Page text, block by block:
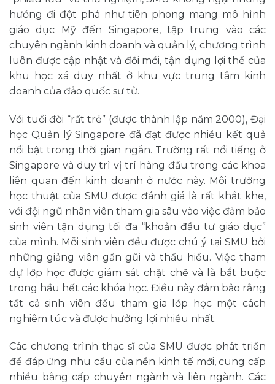
hướng đi đột phá như tiên phong mang mô hình
giáo dục Mỹ đến Singapore, tập trung vào các
chuyên ngành kinh doanh và quản lý, chương trình
luôn được cập nhật và đổi mới, tận dụng lợi thế của
khu học xá duy nhất ở khu vực trung tâm kinh
doanh của đảo quốc sư tử.
Với tuổi đời “rất trẻ” (được thành lập năm 2000), Đại
học Quản lý Singapore đã đạt được nhiều kết quả
nổi bật trong thời gian ngắn. Trường rất nổi tiếng ở
Singapore và duy trì vị trí hàng đầu trong các khoa
liên quan đến kinh doanh ở nước này. Môi trường
học thuật của SMU được đánh giá là rất khắt khe,
với đội ngũ nhân viên tham gia sâu vào việc đảm bảo
sinh viên tận dụng tối đa “khoản đầu tư giáo dục”
của mình. Mỗi sinh viên đều được chú ý tại SMU bởi
những giảng viên gần gũi và thấu hiểu. Việc tham
dự lớp học được giám sát chặt chẽ và là bắt buộc
trong hầu hết các khóa học. Điều này đảm bảo rằng
tất cả sinh viên đều tham gia lớp học một cách
nghiêm túc và được hưởng lợi nhiều nhất.
Các chương trình thạc sĩ của SMU được phát triển
để đáp ứng nhu cầu của nền kinh tế mới, cung cấp
nhiều bằng cấp chuyên ngành và liên ngành. Các